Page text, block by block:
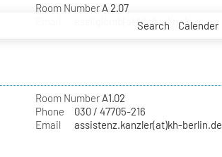
Search Calender
Room NumberA 2.07
essi.glomb(at)kh-berlin.de
Room NumberA1.02
Phone
030 / 47705-216
Email
assistenz.kanzler(at)kh-berlin.de